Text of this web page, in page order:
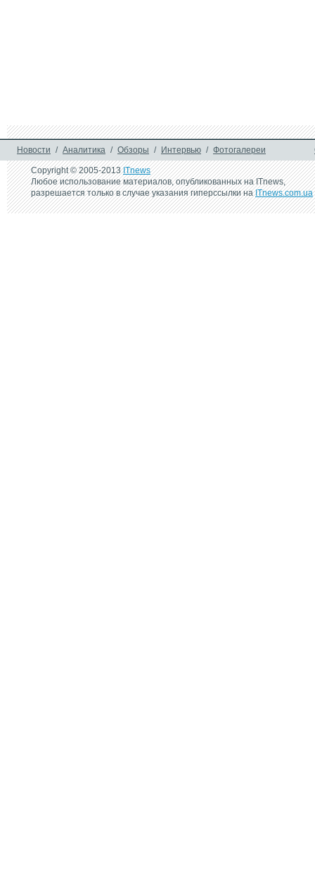
Новости / Аналитика / Обзоры / Интервью / Фотогалереи
Copyright © 2005-2013ITnews
Любое использование материалов, опубликованных на ITnews,
разрешается только в случае указания гиперссылки наITnews.com.ua